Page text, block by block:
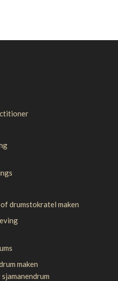
drumstokratel maken
maken